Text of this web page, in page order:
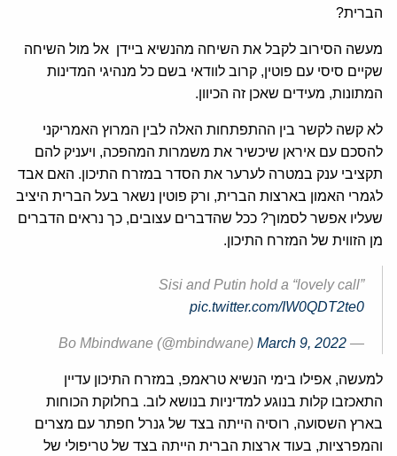
הברית?
מעשה הסירוב לקבל את השיחה מהנשיא ביידן אל מול השיחה
שקיים סיסי עם פוטין, קרוב לוודאי בשם כל מנהיגי המדינות
המתונות, מעידים שאכן זה הכיוון.
לא קשה לקשר בין ההתפתחות האלה לבין המרוץ האמריקני
להסכם עם איראן שיכשיר את משמרות המהפכה, ויעניק להם
תקציבי ענק במטרה לערער את הסדר במזרח התיכון. האם אבד
לגמרי האמון בארצות הברית, ורק פוטין נשאר בעל הברית היציב
שעליו אפשר לסמוך? ככל שהדברים עצובים, כך נראים הדברים
מן הזווית של המזרח התיכון.
Sisi and Putin hold a “lovely call”
pic.twitter.com/IW0QDT2te0
— Bo Mbindwane (@mbindwane)
March 9, 2022
למעשה, אפילו בימי הנשיא טראמפ, במזרח התיכון עדיין
התאכזבו קלות בנוגע למדיניות בנושא לוב. בחלוקת הכוחות
בארץ השסועה, רוסיה הייתה בצד של גנרל חפתר עם מצרים
והמפרציות, בעוד ארצות הברית הייתה בצד של טריפולי של